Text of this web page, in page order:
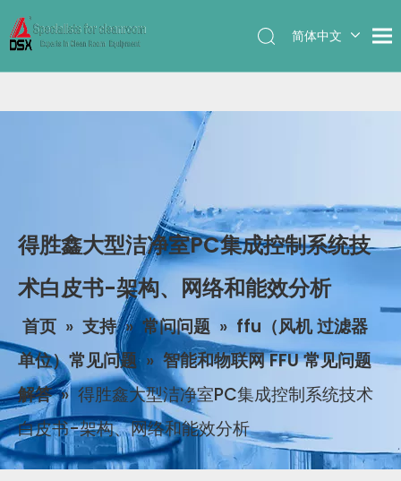
简体中文
得胜鑫大型洁净室PC集成控制系统技
术白皮书-架构、网络和能效分析
首页 » 支持 » 常问问题 » ffu（风机 过滤器
单位）常见问题 » 智能和物联网 FFU 常见问题
解答 »得胜鑫大型洁净室PC集成控制系统技术
白皮书-架构、网络和能效分析